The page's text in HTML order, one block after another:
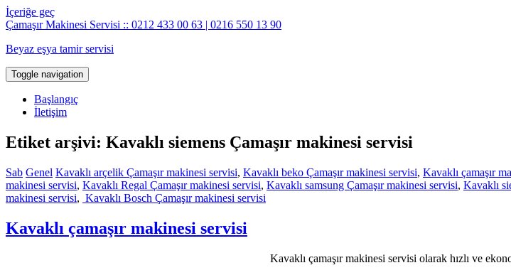
İçeriğe geç
Çamaşır Makinesi Servisi :: 0212 433 00 63 | 0216 550 13 90
Beyaz eşya tamir servisi
Toggle navigation
Başlangıç
İletişim
Etiket arşivi: Kavaklı siemens Çamaşır makinesi servisi
Sab Genel Kavaklı arçelik Çamaşır makinesi servisi, Kavaklı beko Çamaşır makinesi servisi, Kavaklı çamaşır
makinesi servisi, Kavaklı Regal Çamaşır makinesi servisi, Kavaklı samsung Çamaşır makinesi servisi, Kavaklı
makinesi servisi, Kavaklı Bosch Çamaşır makinesi servisi
Kavaklı çamaşır makinesi servisi
Kavaklı çamaşır makinesi servisi olarak hızlı ve